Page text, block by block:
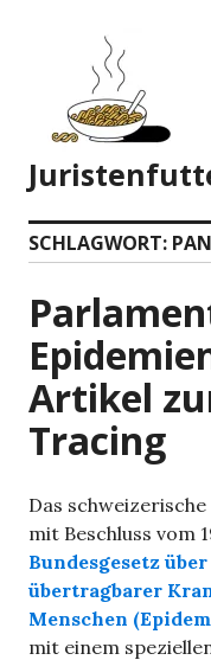
springen
SCHLAGWORT:
Artikel
Tracing
Das
mit Beschluss vom
Bundesgesetz
übertragbarer
Menschen
mit einem